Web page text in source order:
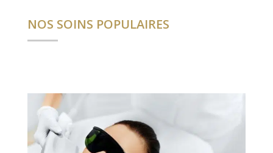
NOS SOINS POPULAIRES